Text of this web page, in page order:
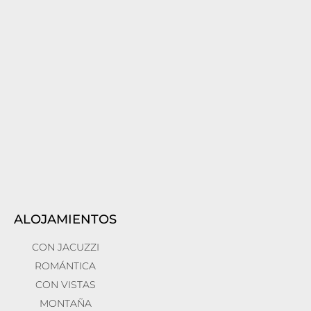
ALOJAMIENTOS
CON JACUZZI
ROMÁNTICA
CON VISTAS
MONTAÑA